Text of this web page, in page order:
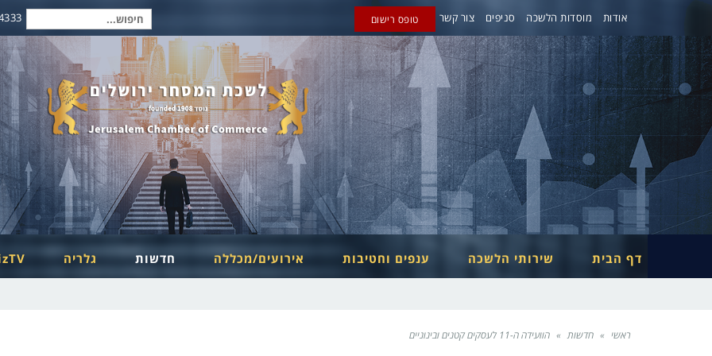
אודות מוסדות הלשכה סניפים צור קשר טופס רישום חיפוש
עבור:
דף הבית שירותי הלשכה ענפים וחטיבות אירועים/מכללה חדשות גלריה
ראשי » חדשות » הוועידה ה-11 לעסקים קטנים ובינוניים